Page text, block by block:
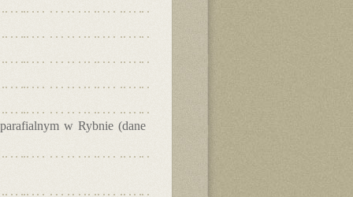
w Rybnie (dane